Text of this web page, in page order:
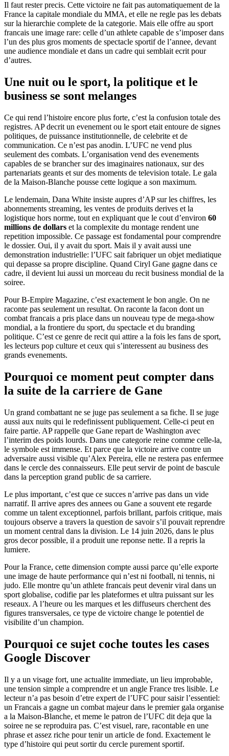
Il faut rester precis. Cette victoire ne fait pas automatiquement de la
France la capitale mondiale du MMA, et elle ne regle pas les debats
sur la hierarchie complete de la categorie. Mais elle offre au sport
francais une image rare: celle d’un athlete capable de s’imposer dans
l’un des plus gros moments de spectacle sportif de l’annee, devant
une audience mondiale et dans un cadre qui semblait ecrit pour
d’autres.
Une nuit ou le sport, la politique et le
business se sont melanges
Ce qui rend l’histoire encore plus forte, c’est la confusion totale des
registres. AP decrit un evenement ou le sport etait entoure de signes
politiques, de puissance institutionnelle, de celebrite et de
communication. Ce n’est pas anodin. L’UFC ne vend plus
seulement des combats. L’organisation vend des evenements
capables de se brancher sur des imaginaires nationaux, sur des
partenariats geants et sur des moments de television totale. Le gala
de la Maison-Blanche pousse cette logique a son maximum.
Le lendemain, Dana White insiste aupres d’AP sur les chiffres, les
abonnements streaming, les ventes de produits derives et la
logistique hors norme, tout en expliquant que le cout d’environ 60
millions de dollars et la complexite du montage rendent une
repetition impossible. Ce passage est fondamental pour comprendre
le dossier. Oui, il y avait du sport. Mais il y avait aussi une
demonstration industrielle: l’UFC sait fabriquer un objet mediatique
qui depasse sa propre discipline. Quand Ciryl Gane gagne dans ce
cadre, il devient lui aussi un morceau du recit business mondial de la
soiree.
Pour B-Empire Magazine, c’est exactement le bon angle. On ne
raconte pas seulement un resultat. On raconte la facon dont un
combat francais a pris place dans un nouveau type de mega-show
mondial, a la frontiere du sport, du spectacle et du branding
politique. C’est ce genre de recit qui attire a la fois les fans de sport,
les lecteurs pop culture et ceux qui s’interessent au business des
grands evenements.
Pourquoi ce moment peut compter dans
la suite de la carriere de Gane
Un grand combattant ne se juge pas seulement a sa fiche. Il se juge
aussi aux nuits qui le redefinissent publiquement. Celle-ci peut en
faire partie. AP rappelle que Gane repart de Washington avec
l’interim des poids lourds. Dans une categorie reine comme celle-la,
le symbole est immense. Et parce que la victoire arrive contre un
adversaire aussi visible qu’Alex Pereira, elle ne restera pas enfermee
dans le cercle des connaisseurs. Elle peut servir de point de bascule
dans la perception grand public de sa carriere.
Le plus important, c’est que ce succes n’arrive pas dans un vide
narratif. Il arrive apres des annees ou Gane a souvent ete regarde
comme un talent exceptionnel, parfois brillant, parfois critique, mais
toujours observe a travers la question de savoir s’il pouvait reprendre
un moment central dans la division. Le 14 juin 2026, dans le plus
gros decor possible, il a produit une reponse nette. Il a repris la
lumiere.
Pour la France, cette dimension compte aussi parce qu’elle exporte
une image de haute performance qui n’est ni football, ni tennis, ni
judo. Elle montre qu’un athlete francais peut devenir viral dans un
sport globalise, codifie par les plateformes et ultra puissant sur les
reseaux. A l’heure ou les marques et les diffuseurs cherchent des
figures transversales, ce type de victoire change le potentiel de
visibilite d’un champion.
Pourquoi ce sujet coche toutes les cases
Google Discover
Il y a un visage fort, une actualite immediate, un lieu improbable,
une tension simple a comprendre et un angle France tres lisible. Le
lecteur n’a pas besoin d’etre expert de l’UFC pour saisir l’essentiel:
un Francais a gagne un combat majeur dans le premier gala organise
a la Maison-Blanche, et meme le patron de l’UFC dit deja que la
soiree ne se reproduira pas. C’est visuel, rare, racontable en une
phrase et assez riche pour tenir un article de fond. Exactement le
type d’histoire qui peut sortir du cercle purement sportif.